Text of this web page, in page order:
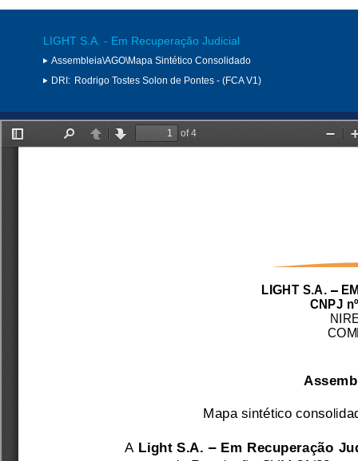
LIGHT S.A. - Em Recuperação Judicial
Assembleia\AGO\Mapa Sintético Consolidado
DRI: Rodrigo Tostes Solon de Pontes - (FCA V1)